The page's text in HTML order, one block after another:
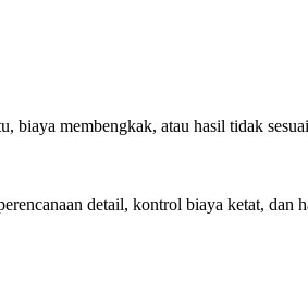
biaya membengkak, atau hasil tidak
detail, kontrol biaya ketat, dan